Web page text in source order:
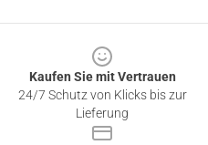
Kaufen Sie mit Vertrauen
24/7 Schutz von Klicks bis zur
Lieferung